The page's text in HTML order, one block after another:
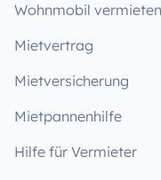
Wohnmobil vermieten
Mietvertrag
Mietversicherung
Mietpannenhilfe
Hilfe für Vermieter